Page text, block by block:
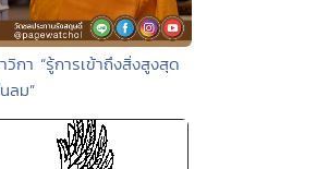
กา “รู้การเข้าถึงสิ่งสูงสุด
ลม”